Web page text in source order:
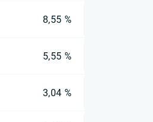
8,55 %
5,55 %
3,04 %